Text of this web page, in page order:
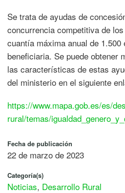
Se trata de ayudas de
concurrencia competitiva de
cuantía máxima anual de
beneficiaria. Se puede obtener
las características de estas
del ministerio en el siguiente
https://www.mapa.gob.es/es/
rural/temas/
Fecha de publicación
22 de marzo de 2023
Categoría(s)
Noticias, Desarrollo Rural